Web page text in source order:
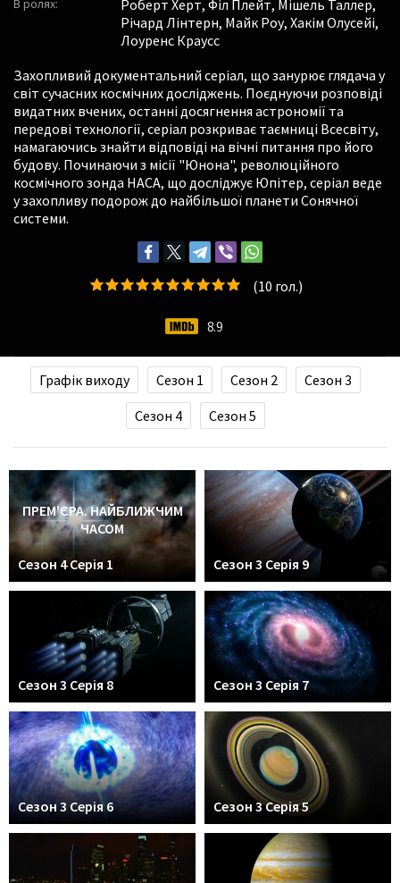
В ролях: Роберт Херт, Філ Плейт, Мішель Таллер,
Річард Лінтерн, Майк Роу, Хакім Олусейі,
Лоуренс Краусс
Захопливий документальний серіал, що занурює глядача у
світ сучасних космічних досліджень. Поєднуючи розповіді
видатних вчених, останні досягнення астрономії та
передові технології, серіал розкриває таємниці Всесвіту,
намагаючись знайти відповіді на вічні питання про його
будову. Починаючи з місії "Юнона", революційного
космічного зонда НАСА, що досліджує Юпітер, серіал веде
у захопливу подорож до найбільшої планети Сонячної
системи.
(10 гол.)
8.9
Графік виходу Сезон 1 Сезон 2
Сезон 3
Сезон 4
Сезон 5
ПРЕМ'ЄРА. НАЙБЛИЖЧИМ
ЧАСОМ
Сезон 4 Серія 1
Сезон 3 Серія 9
Сезон 3 Серія 8 Сезон 3 Серія 7
Сезон 3 Серія 6 Сезон 3 Серія 5